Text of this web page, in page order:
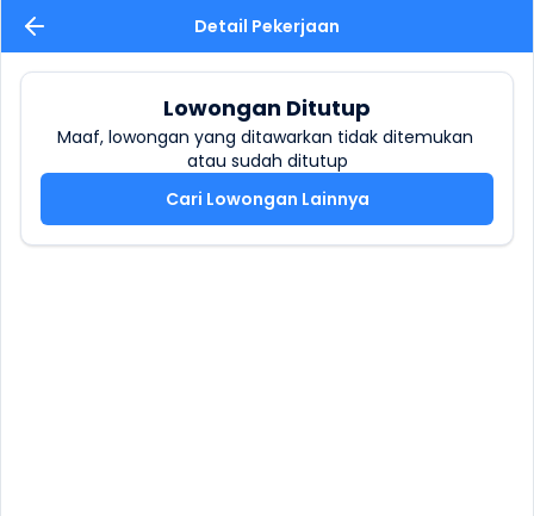
Detail Pekerjaan
Lowongan Ditutup
Maaf, lowongan yang ditawarkan tidak ditemukan
atau sudah ditutup
Cari Lowongan Lainnya